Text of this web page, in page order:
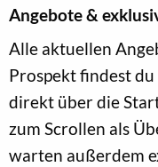
Angebote &
Alle aktuellen
Prospekt findest
direkt über die
zum Scrollen als
warten außerdem